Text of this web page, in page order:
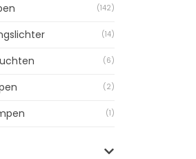
(142)
(14)
(6)
(2)
(1)